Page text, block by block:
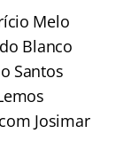
Melo
Blanco
Santos
Josimar